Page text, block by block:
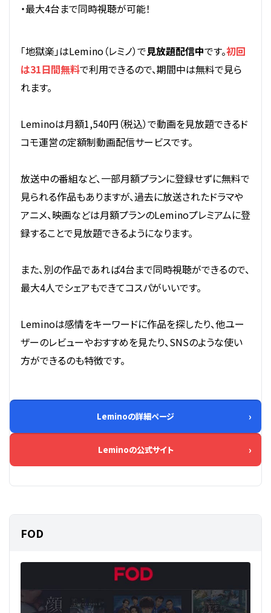
・最大4台まで同時視聴が可能！
「地獄楽」はLemino（レミノ）で見放題配信中です。初回
は31日間無料で利用できるので、期間中は無料で見ら
れます。
Leminoは月額1,540円（税込）で動画を見放題できるド
コモ運営の定額制動画配信サービスです。
放送中の番組など、一部月額プランに登録せずに無料で
見られる作品もありますが、過去に放送されたドラマや
アニメ、映画などは月額プランのLeminoプレミアムに登
録することで見放題できるようになります。
また、別の作品であれば4台まで同時視聴ができるので、
最大4人でシェアもできてコスパがいいです。
Leminoは感情をキーワードに作品を探したり、他ユー
ザーのレビューやおすすめを見たり、SNSのような使い
方ができるのも特徴です。
Leminoの詳細ページ
Leminoの公式サイト
FOD